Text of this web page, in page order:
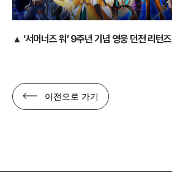
▲ ‘서머너즈 워’ 9주년 기념 영웅 던전 리턴즈
이전으로 가기